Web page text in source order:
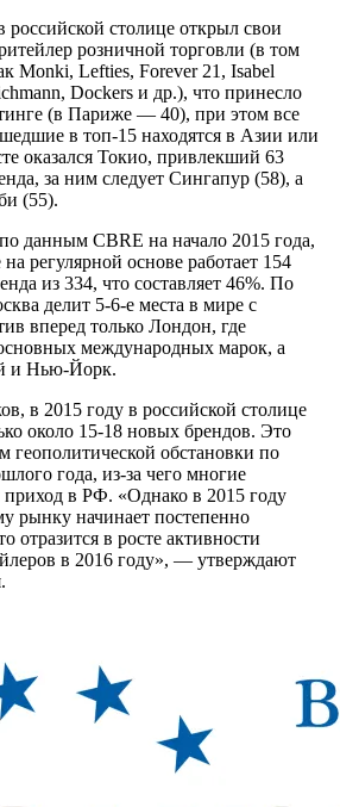
российской столице открыл свои
розничной торговли (в том
Monki, Lefties, Forever 21, Isabel
Dockers и др.), что принесло
(в Париже — 40), при этом все
в топ-15 находятся в Азии или
оказался Токио, привлекший 63
за ним следует Сингапур (58), а
(55).
данным CBRE на начало 2015 года,
регулярной основе работает 154
из 334, что составляет 46%. По
делит 5-6-е места в мире с
вперед только Лондон, где
международных марок, а
и Нью-Йорк.
в 2015 году в российской столице
около 15-18 новых брендов. Это
геополитической обстановки по
года, из-за чего многие
в РФ. «Однако в 2015 году
рынку начинает постепенно
отразится в росте активности
в 2016 году», — утверждают